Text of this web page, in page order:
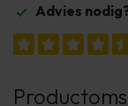
Advies